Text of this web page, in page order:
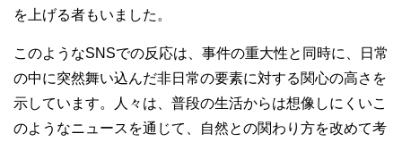
を上げる者もいました。
このようなSNSでの反応は、事件の重大性と同時に、日常
の中に突然舞い込んだ非日常の要素に対する関心の高さを
示しています。人々は、普段の生活からは想像しにくいこ
のようなニュースを通じて、自然との関わり方を改めて考